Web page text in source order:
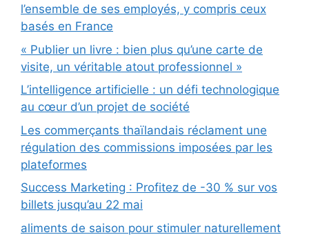
l’ensemble de ses employés, y compris ceux
basés en France
« Publier un livre : bien plus qu’une carte de
visite, un véritable atout professionnel »
L’intelligence artificielle : un défi technologique
au cœur d’un projet de société
Les commerçants thaïlandais réclament une
régulation des commissions imposées par les
plateformes
Success Marketing : Profitez de -30 % sur vos
billets jusqu’au 22 mai
aliments de saison pour stimuler naturellement